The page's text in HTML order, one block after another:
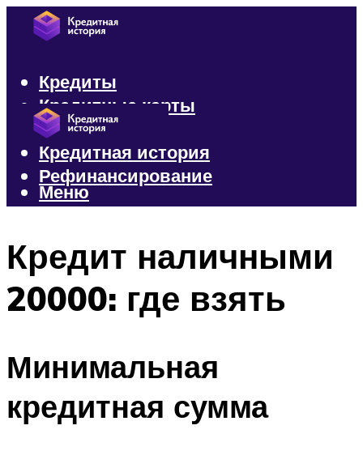
Кредиты
Кредитные карты
Микрозаймы
Кредитная история
Рефинансирование
Меню
Кредит наличными
20000: где взять
Минимальная
кредитная сумма